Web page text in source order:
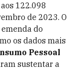
122.098
de 2023. O
do
os dados mais
Pessoal
sustentar a